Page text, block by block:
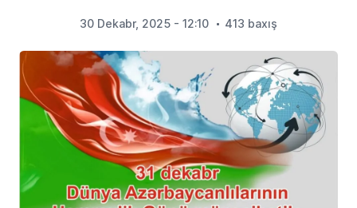
30 Dekabr, 2025 - 12:10 413 baxış